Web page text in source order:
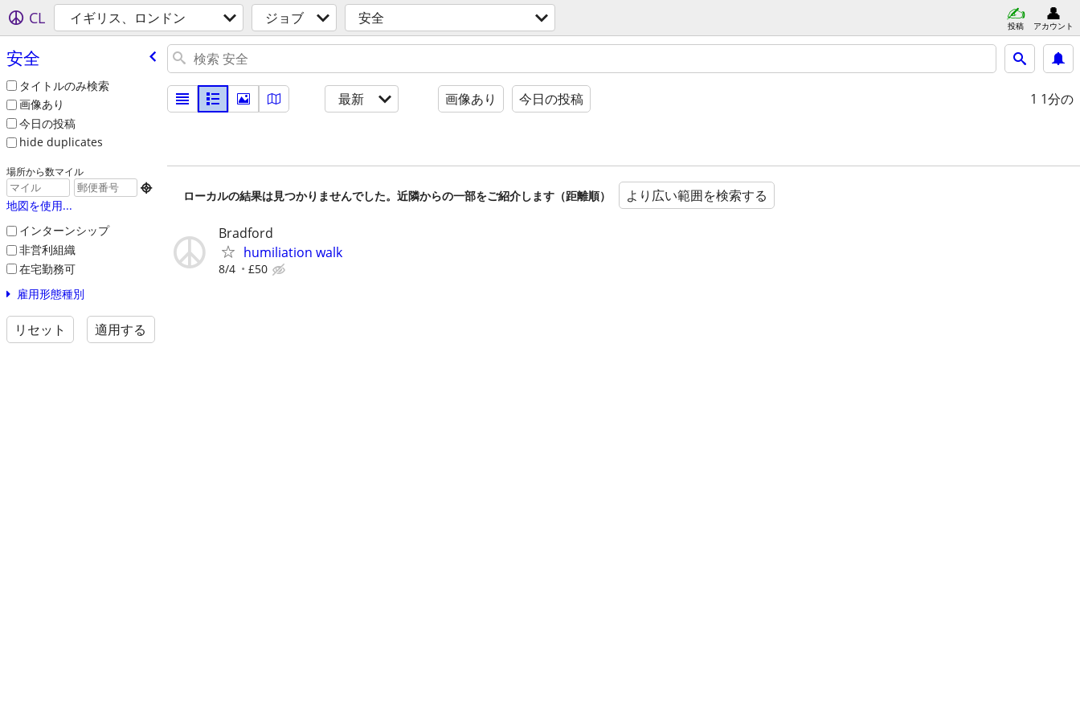
CL イギリス、ロンドン ジョブ 安全 投稿 アカウント
安全
タイトルのみ検索
画像あり
今日の投稿
hide duplicates
場所から数マイル

地図を使用...
インターンシップ
非営利組織
在宅勤務可
雇用形態種別
リセット 適用する
最新 画像あり 今日の投稿 1 1分の
ローカルの結果は見つかりませんでした。近隣からの一部をご紹介します（距離順） より広い範囲を検索する
Bradford
humiliation walk
8/4 £50